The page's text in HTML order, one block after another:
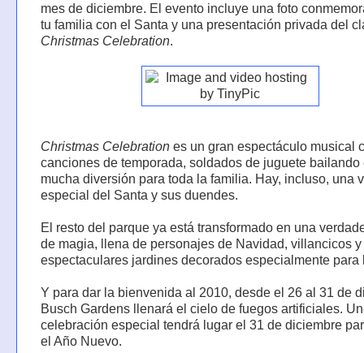
mes de diciembre. El evento incluye una foto
tu familia con el Santa y una presentación privada del
Christmas Celebration.
Christmas Celebrationes un gran espectáculo musical
canciones de temporada, soldados de juguete bailando
mucha diversión para toda la familia. Hay, incluso, una
especial del Santa y sus duendes.
El resto del parque ya está transformado en una
de magia, llena de personajes de Navidad, villancicos y
espectaculares jardines decorados especialmente para
Y para dar la bienvenida al 2010, desde el 26 al 31 de
Busch Gardens llenará el cielo de fuegos artificiales.
celebración especial tendrá lugar el 31 de diciembre
el Año Nuevo.